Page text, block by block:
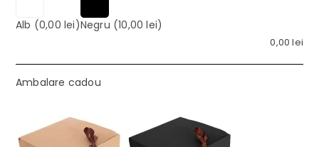
Alb (0,00 lei)Negru (10,00 lei)
0,00lei
Ambalare cadou